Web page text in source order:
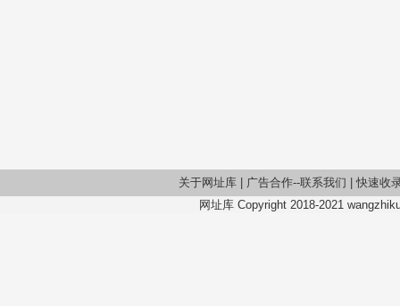
关于网址库 广告合作--联系我们
快速收
网址库 Copyright 2018-2021